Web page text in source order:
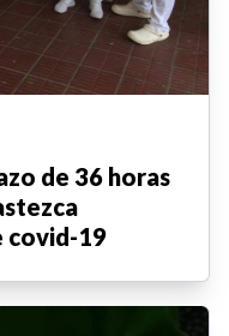
de 36 horas
covid-19